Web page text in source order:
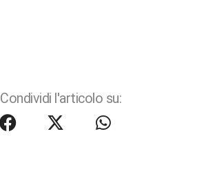
Condividi l'articolo su: